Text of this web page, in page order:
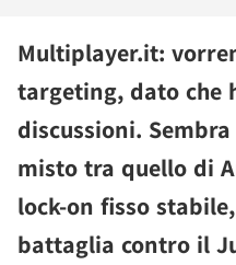
Multiplayer.it:
targeting, dato che
discussioni.
misto tra quello di
lock-on fisso
battaglia contro il